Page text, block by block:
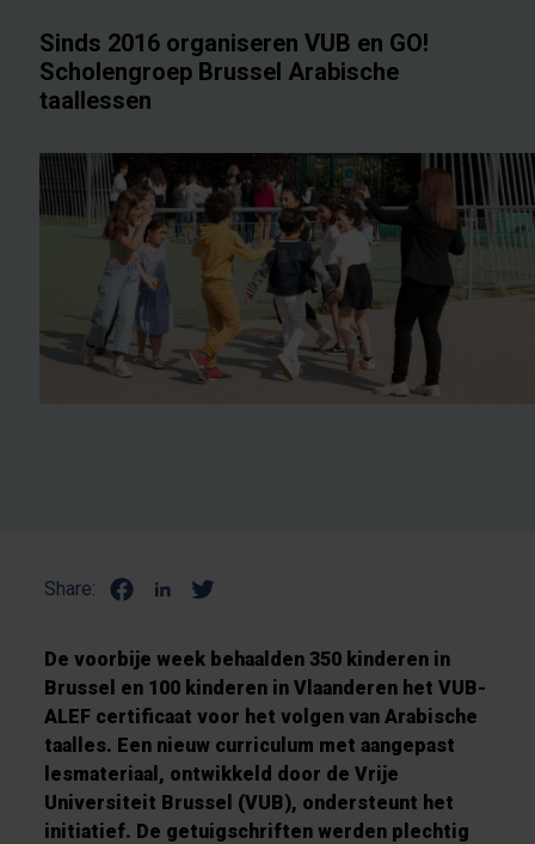
Sinds 2016 organiseren VUB en GO!
Scholengroep Brussel Arabische
taallessen
Share:
De voorbije week behaalden 350 kinderen in
Brussel en 100 kinderen in Vlaanderen het VUB-
ALEF certificaat voor het volgen van Arabische
taalles. Een nieuw curriculum met aangepast
lesmateriaal, ontwikkeld door de Vrije
Universiteit Brussel (VUB), ondersteunt het
initiatief. De getuigschriften werden plechtig